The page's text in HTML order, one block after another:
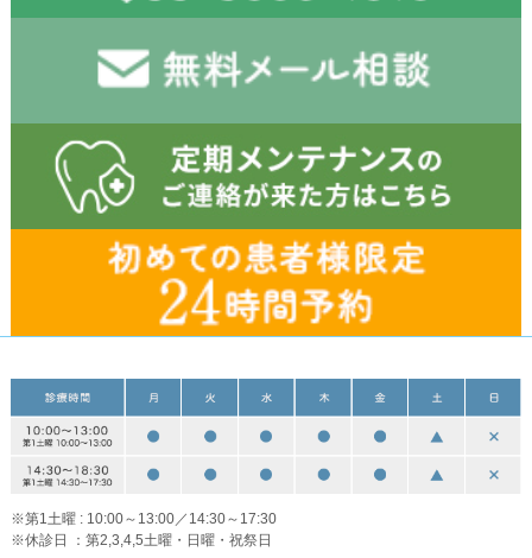
※第1土曜 : 10:00～13:00／14:30～17:30
※休診日 ：第2,3,4,5土曜・日曜・祝祭日